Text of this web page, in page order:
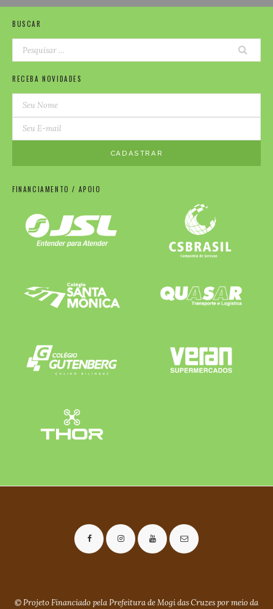
BUSCAR
RECEBA NOVIDADES
FINANCIAMENTO / APOIO
© Projeto Financiado pela Prefeitura de Mogi das Cruzes por meio da